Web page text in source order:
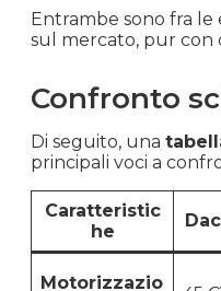
Entrambe sono fra
sul mercato, pur con
Confronto
Di seguito, una
principali voci a
Caratteristic
he
Motorizzazio